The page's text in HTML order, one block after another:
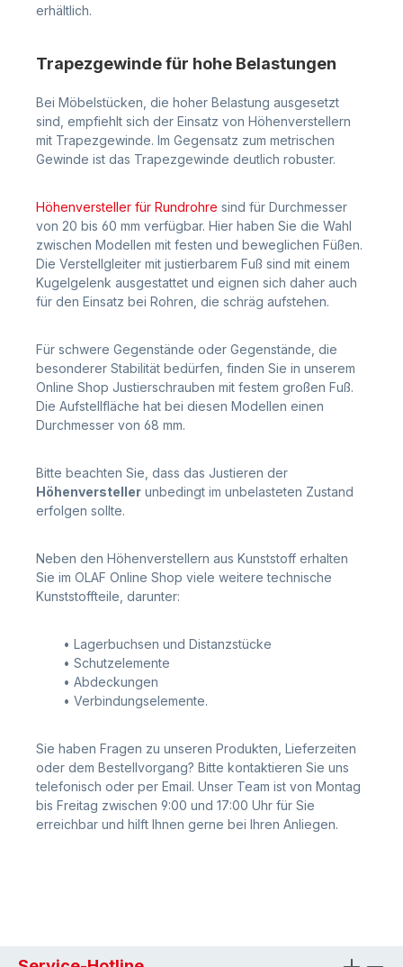
erhältlich.
Trapezgewinde für hohe Belastungen
Bei Möbelstücken, die hoher Belastung ausgesetzt
sind, empfiehlt sich der Einsatz von Höhenverstellern
mit Trapezgewinde. Im Gegensatz zum metrischen
Gewinde ist das Trapezgewinde deutlich robuster.
Höhenversteller für Rundrohre sind für Durchmesser
von 20 bis 60 mm verfügbar. Hier haben Sie die Wahl
zwischen Modellen mit festen und beweglichen Füßen.
Die Verstellgleiter mit justierbarem Fuß sind mit einem
Kugelgelenk ausgestattet und eignen sich daher auch
für den Einsatz bei Rohren, die schräg aufstehen.
Für schwere Gegenstände oder Gegenstände, die
besonderer Stabilität bedürfen, finden Sie in unserem
Online Shop Justierschrauben mit festem großen Fuß.
Die Aufstellfläche hat bei diesen Modellen einen
Durchmesser von 68 mm.
Bitte beachten Sie, dass das Justieren der
Höhenversteller unbedingt im unbelasteten Zustand
erfolgen sollte.
Neben den Höhenverstellern aus Kunststoff erhalten
Sie im OLAF Online Shop viele weitere technische
Kunststoffteile, darunter:
• Lagerbuchsen und Distanzstücke
• Schutzelemente
• Abdeckungen
• Verbindungselemente.
Sie haben Fragen zu unseren Produkten, Lieferzeiten
oder dem Bestellvorgang? Bitte kontaktieren Sie uns
telefonisch oder per Email. Unser Team ist von Montag
bis Freitag zwischen 9:00 und 17:00 Uhr für Sie
erreichbar und hilft Ihnen gerne bei Ihren Anliegen.